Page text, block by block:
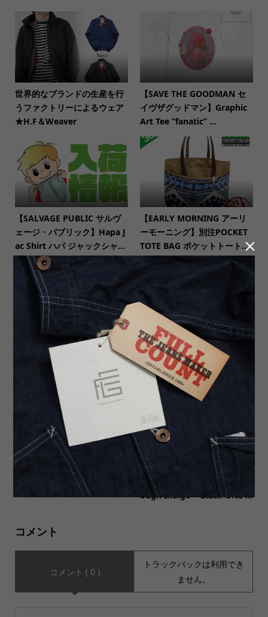
世界的なブランドの生産を行
うファクトリーによるウェア
★H.F＆Weaver
【SAVE THE GOODMAN セ
イヴザグッドマン】Graphic
Art Tee “fanatic” ...
【SALVAGE PUBLIC サルヴ
ェージ・パブリック】Hapa J
ac Shirt ハパ ジャックシャ...
【EARLY MORNING アーリ
ーモーニング】別注POCKET
TOTE BAG ポケットトート...
驚異の作り続けて35年！ TW
O MOONの#92022の魅力に
迫る
【MUSIC Tee ミュージックテ
ィー】CLOSE OUT BEATLES
S/S Tee ABBEY ROAD Colo...
ブログを更新いたしました。
【FULLCOUNT フルカウン
ト】2102SRB Type2 Super R
ough Indigo × Black ONE ...
コメント
コメント ( 0 )
トラックバックは利用でき
ません。
